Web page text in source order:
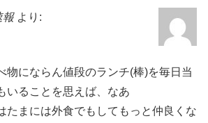
報 より:
物にならん値段のランチ(棒)を毎日当
いることを思えば、なあ
たまには外食でもしてもっと仲良くな